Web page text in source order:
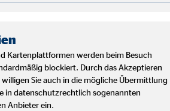
finanzberatung.de
dass das Schlichtungsverfahren
wenn seiner Beschwerde durch
zu seiner Zufriedenheit abgeholfen
Kartenplattformen werden beim Besuch
blockiert. Durch das Akzeptieren
Sie auch in die mögliche Übermittlung
in datenschutzrechtlich sogenannten
Anbieter ein.